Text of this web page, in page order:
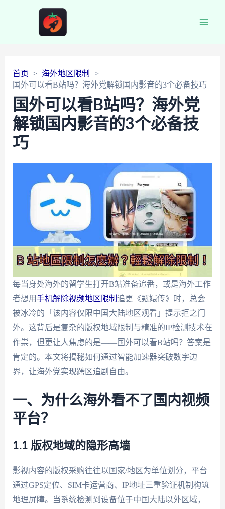
首页
海外地区限制
国外可以看B站吗？海外党解锁国内影音的3个必备技巧
国外可以看B站吗？海外党
解锁国内影音的3个必备技
巧
每当身处海外的留学生打开B站准备追番，或是海外工作
者想用手机解除视频地区限制 追更《甄嬛传》时，总会
被冰冷的「该内容仅限中国大陆地区观看」提示拒之门
外。这背后是复杂的版权地域限制与精准的IP检测技术在
作祟，但更让人焦虑的是——国外可以看B站吗？答案是
肯定的。本文将揭秘如何通过智能加速器突破数字边
界，让海外党实现跨区追剧自由。
一、为什么海外看不了国内视频
平台？
1.1 版权地域的隐形高墙
影视内容的版权采购往往以国家/地区为单位划分，平台
通过GPS定位、SIM卡运营商、IP地址三重验证机制构筑
地理屏障。当系统检测到设备位于中国大陆以外区域，